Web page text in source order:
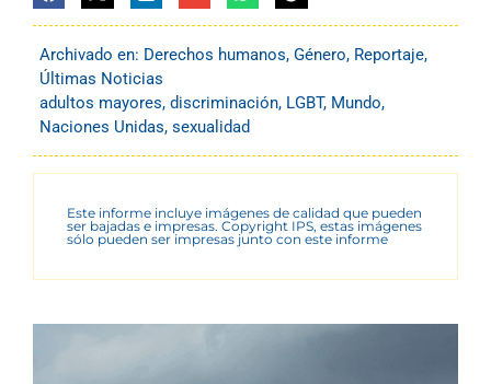
Archivado en: Derechos humanos, Género, Reportaje,
Últimas Noticias
adultos mayores, discriminación, LGBT, Mundo,
Naciones Unidas, sexualidad
Este informe incluye imágenes de calidad que pueden
ser bajadas e impresas. Copyright IPS, estas imágenes
sólo pueden ser impresas junto con este informe